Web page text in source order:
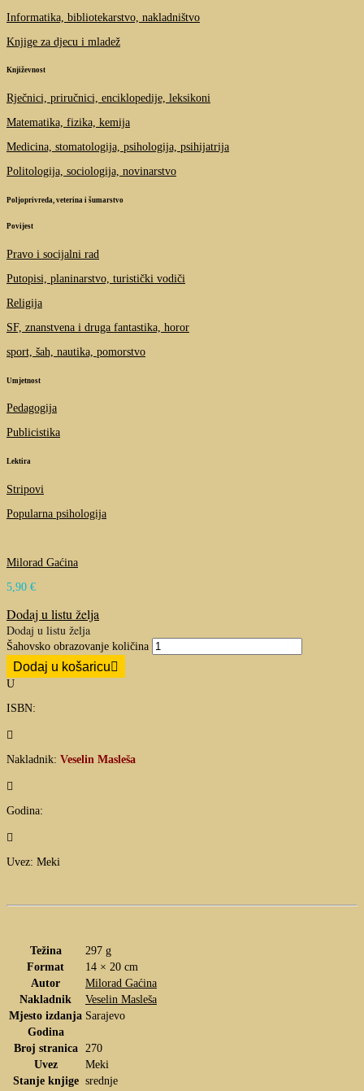
Informatika, bibliotekarstvo, nakladništvo
Knjige za djecu i mladež
Književnost
Rječnici, priručnici, enciklopedije, leksikoni
Matematika, fizika, kemija
Medicina, stomatologija, psihologija, psihijatrija
Politologija, sociologija, novinarstvo
Poljoprivreda, veterina i šumarstvo
Povijest
Pravo i socijalni rad
Putopisi, planinarstvo, turistički vodiči
Religija
SF, znanstvena i druga fantastika, horor
sport, šah, nautika, pomorstvo
Umjetnost
Pedagogija
Publicistika
Lektira
Stripovi
Popularna psihologija
Milorad Gaćina
5,90 €
Dodaj u listu želja
Dodaj u listu želja
Šahovsko obrazovanje količina
Dodaj u košaricu
U
ISBN:

Nakladnik: Veselin Masleša

Godina:

Uvez: Meki
Težina
297 g
Format
14 × 20 cm
Autor
Milorad Gaćina
Nakladnik
Veselin Masleša
Mjesto izdanja Sarajevo
Godina
Broj stranica
270
Uvez
Meki
Stanje knjige srednje